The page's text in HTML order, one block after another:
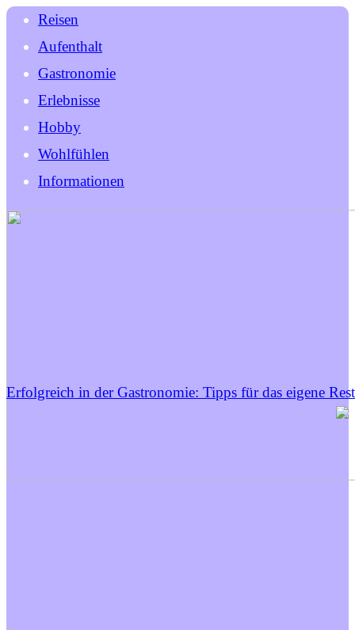
Reisen
Aufenthalt
Gastronomie
Erlebnisse
Hobby
Wohlfühlen
Informationen
Erfolgreich in der Gastronomie: Tipps für das eigene